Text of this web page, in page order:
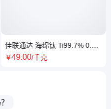
佳联通达 海绵钛 Ti99.7% 0.83-
25.4mm 粒度 0级1级真空熔炼
￥49.00/千克